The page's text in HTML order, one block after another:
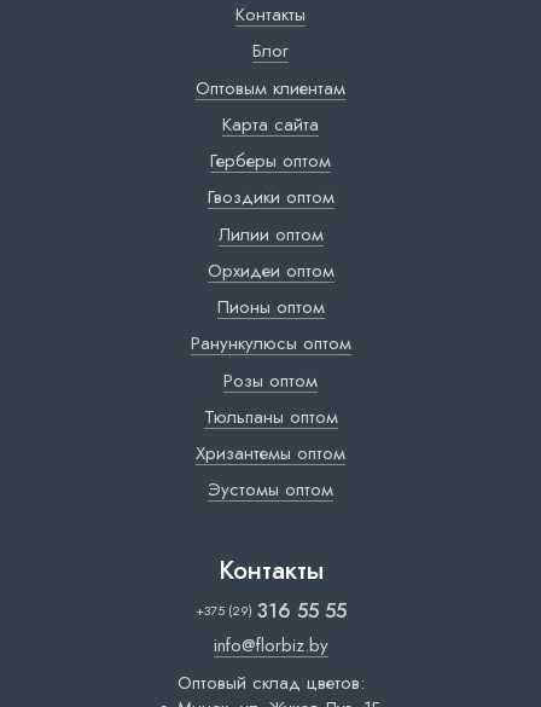
Контакты
Блог
Оптовым клиентам
Карта сайта
Герберы оптом
Гвоздики оптом
Лилии оптом
Орхидеи оптом
Пионы оптом
Ранункулюсы оптом
Розы оптом
Тюльпаны оптом
Хризантемы оптом
Эустомы оптом
Контакты
+375 (29) 316 55 55
info@florbiz.by
Оптовый склад цветов: